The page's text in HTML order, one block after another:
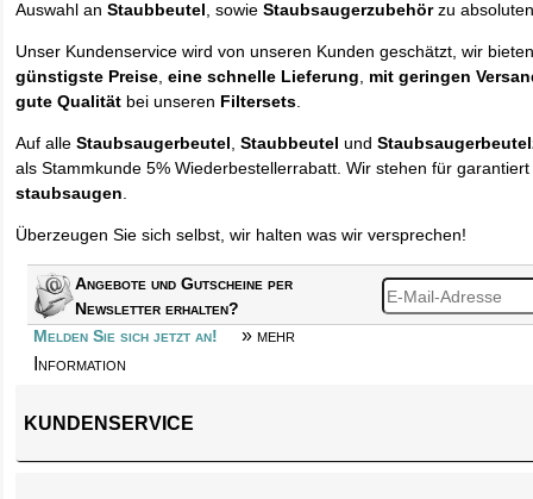
Auswahl anStaubbeutel, sowieStaubsaugerzubehörzu
Unser Kundenservice wird von unseren Kunden geschätzt, wir
günstigste Preise,eine schnelle Lieferung, mit geringen
gute Qualität bei unseren Filtersets.
Auf alleStaubsaugerbeutel,Staubbeutel und
als Stammkunde 5% Wiederbestellerrabatt. Wir stehen für
staubsaugen.
Überzeugen Sie sich selbst, wir halten was wir versprechen!
Angebote und Gutscheine per
Newsletter erhalten?
Melden Sie sich jetzt an!
» mehr
Information
KUNDENSERVICE